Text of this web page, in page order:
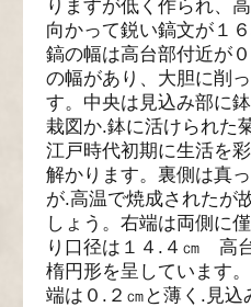
りますが低く作られ、
向かって鋭い鎬文が１
鎬の幅は高台部付近が
の幅があり、大胆に削
す。中央は見込み部に
栽図か.鉢に活けられた
江戸時代初期に生活を
解かります。裏側は真
が.高温で焼成されたが
しょう。右端は両側に
り口径は１４.４㎝ 高
楕円形を呈しています
端は０.２㎝と薄く.見